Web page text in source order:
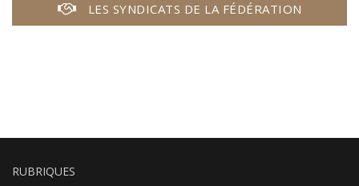
LES SYNDICATS DE LA FÉDÉRATION
RUBRIQUES